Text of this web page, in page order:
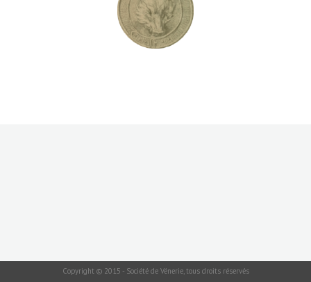
Copyright © 2015 - Société de Vénerie, tous droits réservés